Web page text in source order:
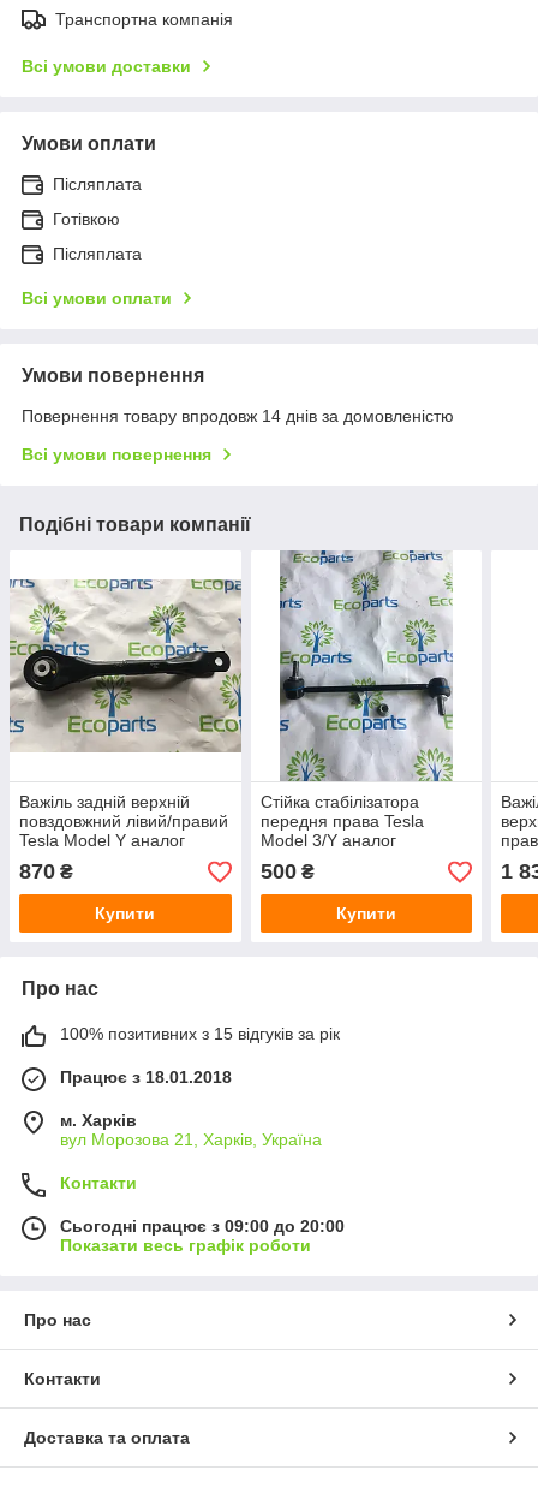
Транспортна компанія
Всі умови доставки
Умови оплати
Післяплата
Готівкою
Післяплата
Всі умови оплати
Умови повернення
Повернення товару впродовж 14 днів за домовленістю
Всі умови повернення
Подібні товари компанії
Важіль задній верхній
повздовжний лівий/правий
Tesla Model Y аналог
Туреччина
870 ₴
Купити
Стійка стабілізатора
передня права Tesla
Model 3/Y аналог
500₴
Купити
1
Про нас
100% позитивних з 15 відгуків за рік
Працює з 18.01.2018
м. Харків
вул Морозова 21, Харків, Україна
Контакти
Сьогодні працює з 09:00 до 20:00
Показати весь графік роботи
Про нас
Контакти
Доставка та оплата